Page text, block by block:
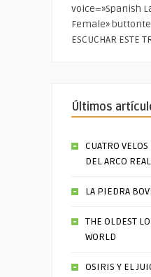
voice=»Spanish
Female»
ESCUCHAR ESTE
Últimos
CUATRO
DEL ARCO REAL
LA PIEDRA
THE OLDEST
WORLD
OSIRIS Y EL